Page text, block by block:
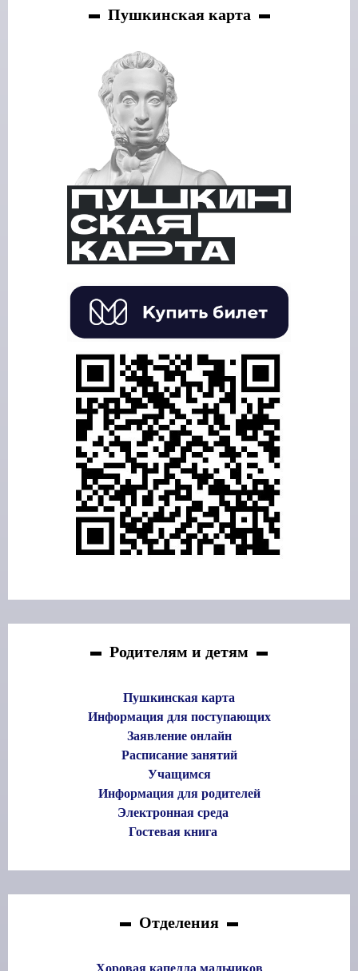
Пушкинская карта
Родителям и детям
Пушкинская карта
Информация для поступающих
Заявление онлайн
Расписание занятий
Учащимся
Информация для родителей
Электронная среда
Гостевая книга
Отделения